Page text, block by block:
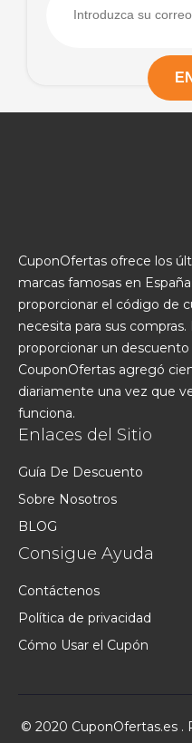
CuponOfertas ofrece los
marcas famosas en
proporcionar el código de
necesita para sus
proporcionar un
CouponOfertas agregó
diariamente una vez que
funciona.
Enlaces del Sitio
Guía De Descuento
Sobre Nosotros
BLOG
Consigue Ayuda
Contáctenos
Política de privacidad
Cómo Usar el Cupón
© 2020 CuponOfertas.es .